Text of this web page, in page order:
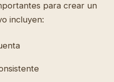
para crear un
incluyen: